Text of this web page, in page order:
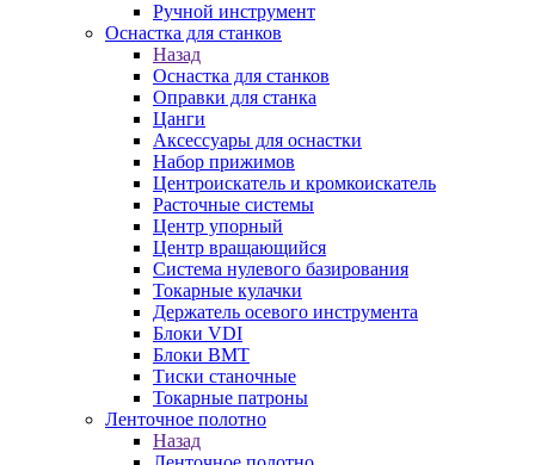
Ручной инструмент
Оснастка для станков
Назад
Оснастка для станков
Оправки для станка
Цанги
Аксессуары для оснастки
Набор прижимов
Центроискатель и кромкоискатель
Расточные системы
Центр упорный
Центр вращающийся
Система нулевого базирования
Токарные кулачки
Держатель осевого инструмента
Блоки VDI
Блоки BMT
Тиски станочные
Токарные патроны
Ленточное полотно
Назад